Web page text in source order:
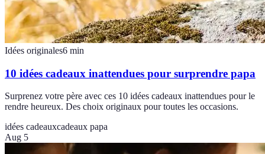
Idées originales6 min
10 idées cadeaux inattendues pour surprendre papa
Surprenez votre père avec ces 10 idées cadeaux inattendues pour le
rendre heureux. Des choix originaux pour toutes les occasions.
idées cadeauxcadeaux papa
Aug 5